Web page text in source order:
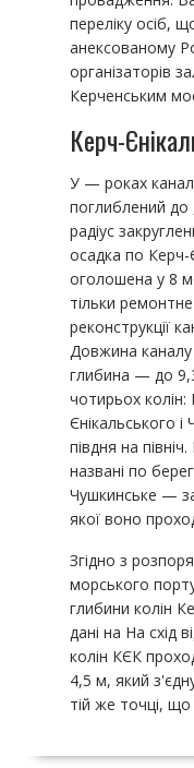
переліку осіб,
анексованому
організаторів
Керченським
Керч-
У — роках
поглиблений
радіус
осадка по Керч-
оголошена у 8
тільки
реконструкції
Довжина
глибина — до
чотирьох
Єнікальського
півдня на
названі по
Чушкинське —
якої воно
Згідно з
морського порту
глибини колін
дані на На схід
колін КЄК
4,5 м, який
тій же точці, що